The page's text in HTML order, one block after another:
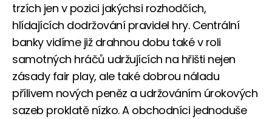
trzích jen v pozici jakýchsi rozhodčích,
hlídajících dodržování pravidel hry. Centrální
banky vidíme již drahnou dobu také v roli
samotných hráčů udržujících na hřišti nejen
zásady fair play, ale také dobrou náladu
přílivem nových peněz a udržováním úrokových
sazeb proklatě nízko. A obchodníci jednoduše